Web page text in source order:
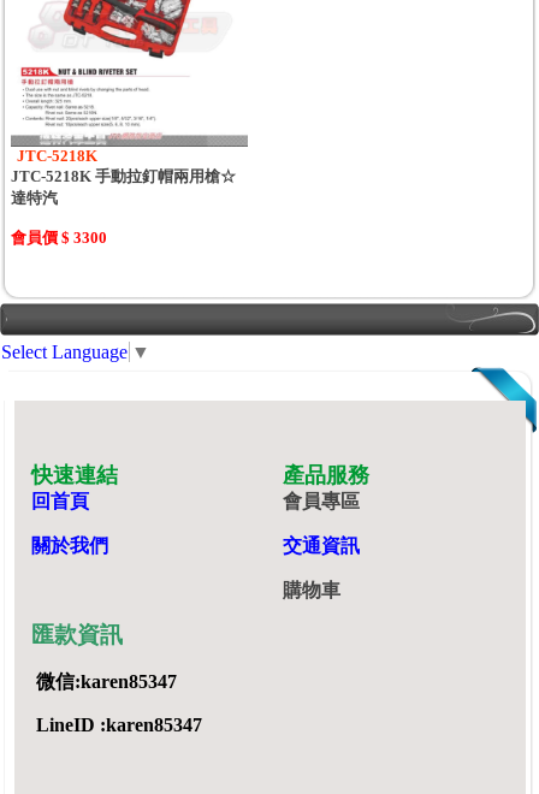
JTC-5218K
JTC-5218K 手動拉釘帽兩用槍☆
達特汽
會員價 $ 3300
Select Language ▼
快速連結
回首頁
關於我們
匯款資訊
微信:karen85347
LineID :karen85347
產品服務
會員專區
交通資訊
購物車